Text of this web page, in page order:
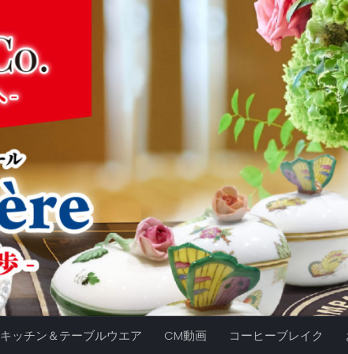
キッチン＆テーブルウエア CM動画 コーヒーブレイク